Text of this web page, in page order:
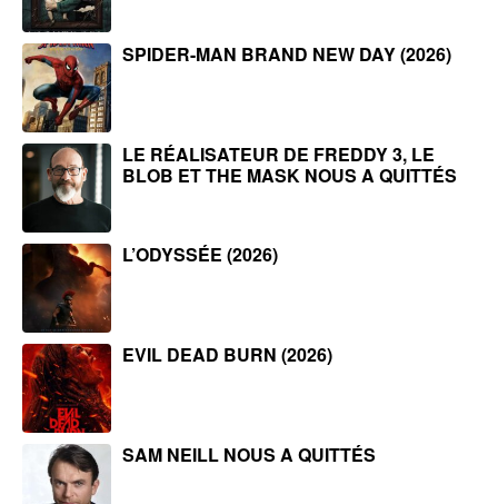
SPIDER-MAN BRAND NEW DAY (2026)
LE RÉALISATEUR DE FREDDY 3, LE
BLOB ET THE MASK NOUS A QUITTÉS
L’ODYSSÉE (2026)
EVIL DEAD BURN (2026)
SAM NEILL NOUS A QUITTÉS